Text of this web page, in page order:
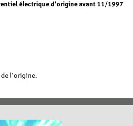
électrique d'origine avant 11/1997
de l'origine.